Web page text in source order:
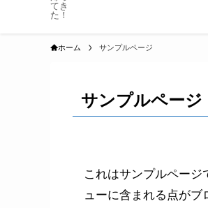
てき
た！
ホーム サンプルページ
サンプルページ
これはサンプルペー
ューに含まれる点が